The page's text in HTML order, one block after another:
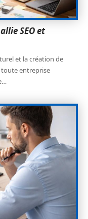
SEO et
et la création de
entreprise
…